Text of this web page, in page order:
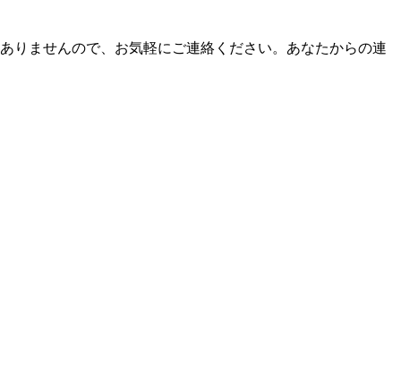
りませんので、お気軽にご連絡ください。あなたからの連